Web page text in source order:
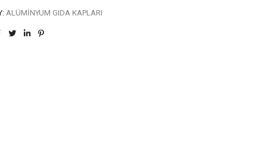
ALÜMINYUM GIDA KAPLARI